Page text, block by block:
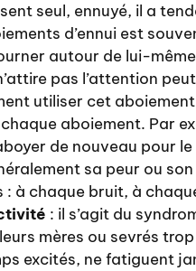
seul, ennuyé, il a
d’ennui est
autour de lui-
pas l’attention
utiliser cet
aboiement. Par
de nouveau pour
sa peur ou
: à chaque bruit, à
: il s’agit du
mères ou sevrés
excités, ne fatiguent